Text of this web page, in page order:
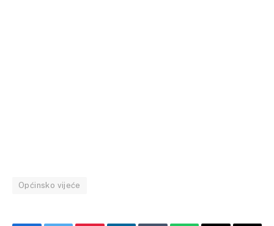
Općinsko vijeće